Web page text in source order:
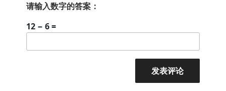
请输入数字的答案：
12 − 6 =